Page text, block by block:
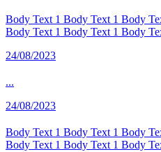
Body Text 1 Body Text 1 Body
Body Text 1 Body Text 1 Body
24/08/2023
...
24/08/2023
Body Text 1 Body Text 1 Body
Body Text 1 Body Text 1 Body